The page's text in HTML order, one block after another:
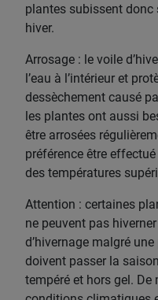
plantes subissent donc
hiver.
Arrosage : le voile
l’eau à l’intérieur et
dessèchement causé
les plantes ont aussi
être arrosées
préférence être
des températures
Attention : certaines
ne peuvent pas
d’hivernage malgré
doivent passer la
tempéré et hors gel. De